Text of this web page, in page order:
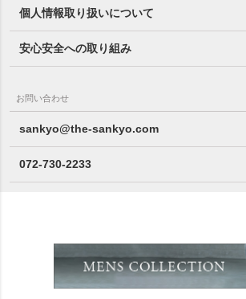
個人情報取り扱いについて
安心安全への取り組み
お問い合わせ
sankyo@the-sankyo.com
072-730-2233